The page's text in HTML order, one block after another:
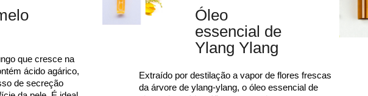
que cresce na
ácido agárico,
de secreção
Óleo
essencial de
Ylang Ylang
Extraído por destilação a vapor de flores frescas
da árvore de ylang-ylang, o óleo essencial de